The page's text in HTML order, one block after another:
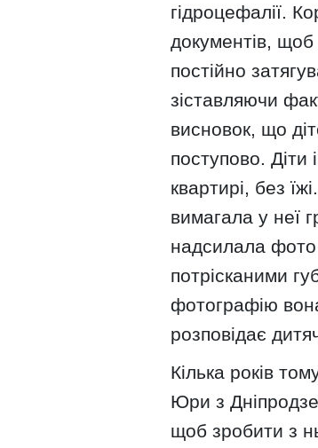
гідроцефалії.
документів,
постійно
зіставляючи
висновок, що
поступово. Діти
квартирі, без
вимагала у неї
надсилала фото
потрісканими
фотографію
розповідає
Кілька років
Юри з
щоб зробити з